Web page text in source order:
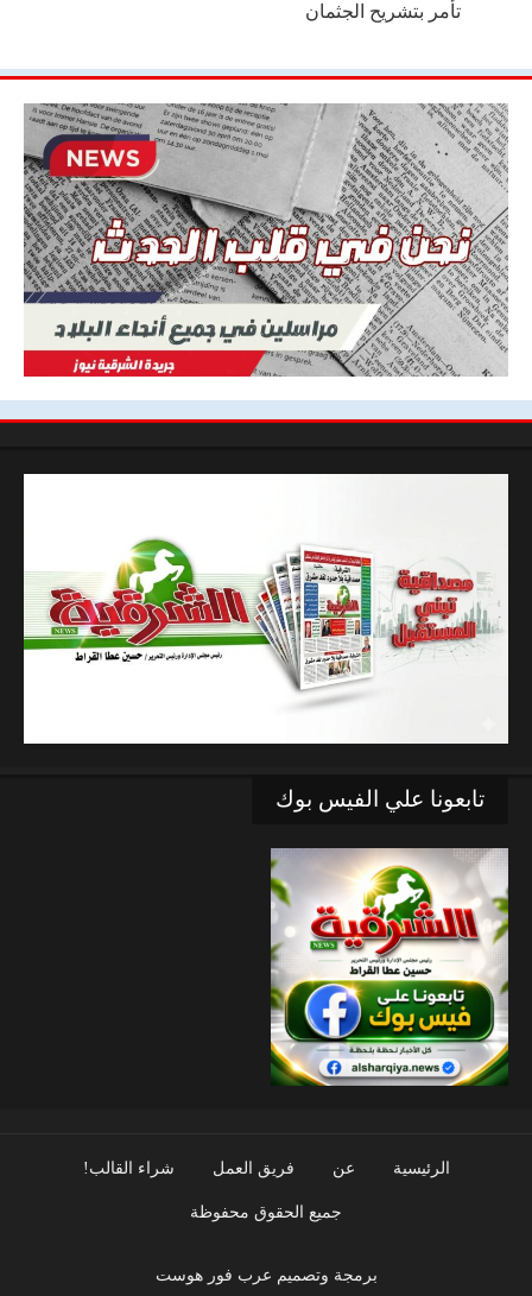
تأمر بتشريح الجثمان
تابعونا علي الفيس بوك
الرئيسية عن فريق العمل شراء القالب!
جميع الحقوق محفوظة
برمجة وتصميم عرب فور هوست